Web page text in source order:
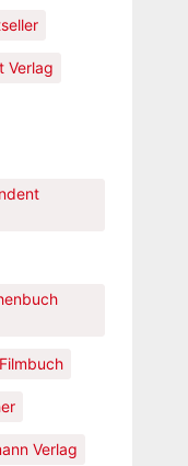
Verlag
Filmbuch
Verlag